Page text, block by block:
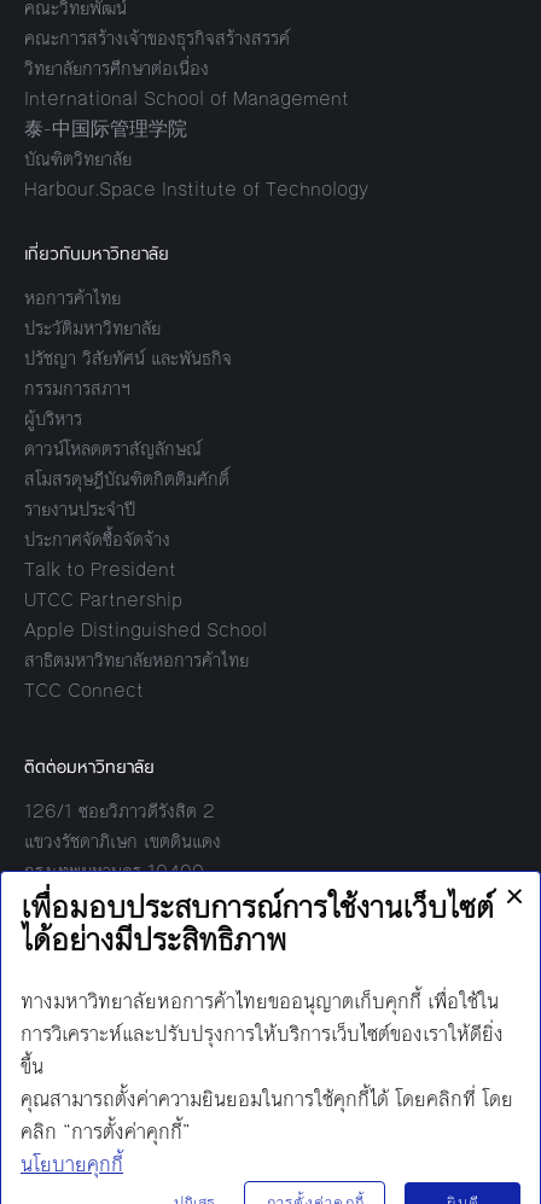
คณะวิทยพัฒน์
คณะการสร้างเจ้าของธุรกิจสร้างสรรค์
วิทยาลัยการศึกษาต่อเนื่อง
International School of Management
泰-中国际管理学院
บัณฑิตวิทยาลัย
Harbour.Space Institute of Technology
เกี่ยวกับมหาวิทยาลัย
หอการค้าไทย
ประวัติมหาวิทยาลัย
ปรัชญา วิสัยทัศน์ และพันธกิจ
กรรมการสภาฯ
ผู้บริหาร
ดาวน์โหลดตราสัญลักษณ์
สโมสรดุษฎีบัณฑิตกิตติมศักดิ์
รายงานประจำปี
ประกาศจัดซื้อจัดจ้าง
Talk to President
UTCC Partnership
Apple Distinguished School
สาธิตมหาวิทยาลัยหอการค้าไทย
TCC Connect
ติดต่อมหาวิทยาลัย
126/1 ซอยวิภาวดีรังสิต 2
แขวงรัชดาภิเษก เขตดินแดง
กรุงเทพมหานคร 10400
โทร:
02-697-6000
เวลาทำการ:
8.30 - 17.00
Find us on:
Facebook
TwitterYouTube
Instagram
LineMail
นโยบายการคุ้มครองข้อมูลส่วนบุคคล